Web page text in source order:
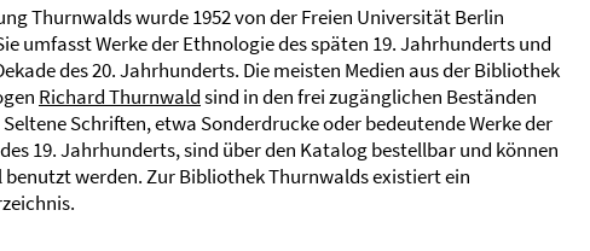
Thurnwalds wurde 1952 von der Freien Universität Berlin
umfasst Werke der Ethnologie des späten 19. Jahrhunderts und
des 20. Jahrhunderts. Die meisten Medien aus der Bibliothek
Richard Thurnwaldsind in den frei zugänglichen Beständen
Schriften, etwa Sonderdrucke oder bedeutende Werke der
19. Jahrhunderts, sind über den Katalog bestellbar und können
benutzt werden. Zur Bibliothek Thurnwalds existiert ein